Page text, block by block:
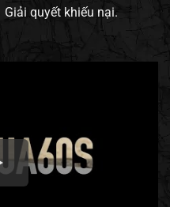
Giải quyết khiếu nại.